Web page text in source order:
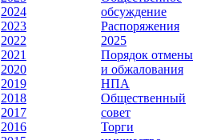
2024
2023
2022
2021
2020
2019
2018
2017
2016
обсуждение
Распоряжения
2025
Порядок отмены
и обжалования
НПА
Общественный
совет
Торги